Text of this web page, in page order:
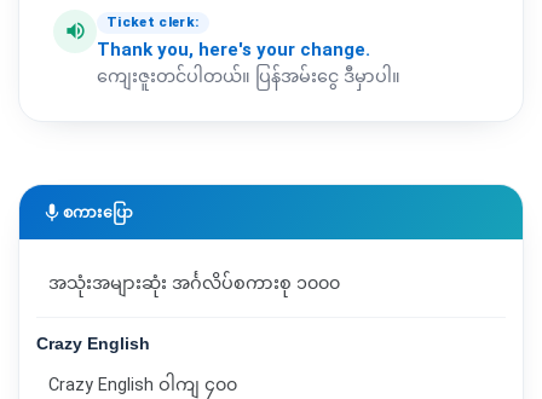
volume_up Ticket clerk:
Thank you, here's your change.
ကျေးဇူးတင်ပါတယ်။ ပြန်အမ်းငွေ ဒီမှာပါ။
mic စကားပြော
အသုံးအများဆုံး အင်္ဂလိပ်စကားစု ၁၀၀၀
Crazy English
Crazy English ဝါကျ ၄၀၀